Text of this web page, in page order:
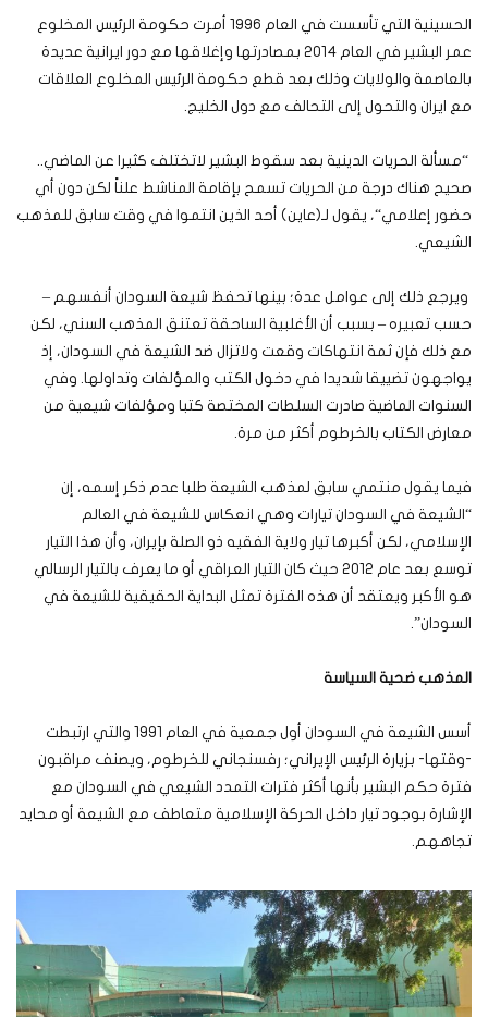
الحسينية التي تأسست في العام 1996 أمرت حكومة الرئيس المخلوع
عمر البشير في العام 2014 بمصادرتها وإغلاقها مع دور ايرانية عديدة
بالعاصمة والولايات وذلك بعد قطع حكومة الرئيس المخلوع العلاقات
مع ايران والتحول إلى التحالف مع دول الخليج.
“مسألة الحريات الدينية بعد سقوط البشير لاتختلف كثيرا عن الماضي..
صحيح هناك درجة من الحريات تسمح بإقامة المناشط علناً لكن دون أي
حضور إعلامي“، يقول لـ(عاين) أحد الذين انتموا في وقت سابق للمذهب
الشيعي.
ويرجع ذلك إلى عوامل عدة؛ بينها تحفظ شيعة السودان أنفسهم –
حسب تعبيره – بسبب أن الأغلبية الساحقة تعتنق المذهب السني، لكن
مع ذلك فإن ثمة انتهاكات وقعت ولاتزال ضد الشيعة في السودان، إذ
يواجهون تضييقا شديدا في دخول الكتب والمؤلفات وتداولها. وفي
السنوات الماضية صادرت السلطات المختصة كتبا ومؤلفات شيعية من
معارض الكتاب بالخرطوم أكثر من مرة.
فيما يقول منتمي سابق لمذهب الشيعة طلبا عدم ذكر إسمه، إن
“الشيعة في السودان تيارات وهي انعكاس للشيعة في العالم
الإسلامي، لكن أكبرها تيار ولاية الفقيه ذو الصلة بإيران، وأن هذا التيار
توسع بعد عام 2012 حيث كان التيار العراقي أو ما يعرف بالتيار الرسالي
هو الأكبر ويعتقد أن هذه الفترة تمثل البداية الحقيقية للشيعة في
السودان”.
المذهب ضحية السياسة
أسس الشيعة في السودان أول جمعية في العام 1991 والتي ارتبطت
-وقتها- بزيارة الرئيس الإيراني؛ رفسنجاني للخرطوم، ويصنف مراقبون
فترة حكم البشير بأنها أكثر فترات التمدد الشيعي في السودان مع
الإشارة بوجود تيار داخل الحركة الإسلامية متعاطف مع الشيعة أو محايد
تجاههم.